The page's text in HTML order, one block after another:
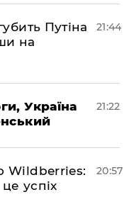
Путіна
на
21:44
Україна
21:22
Wildberries:
успіх
20:57